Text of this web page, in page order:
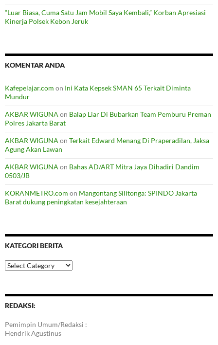
“Luar Biasa, Cuma Satu Jam Mobil Saya Kembali,” Korban Apresiasi
Kinerja Polsek Kebon Jeruk
KOMENTAR ANDA
Kafepelajar.com on Ini Kata Kepsek SMAN 65 Terkait Diminta
Mundur
AKBAR WIGUNA on Balap Liar Di Bubarkan Team Pemburu Preman
Polres Jakarta Barat
AKBAR WIGUNA on Terkait Edward Menang Di Praperadilan, Jaksa
Agung Akan Lawan
AKBAR WIGUNA on Bahas AD/ART Mitra Jaya Dihadiri Dandim
0503/JB
KORANMETRO.com on Mangontang Silitonga: SPINDO Jakarta
Barat dukung peningkatan kesejahteraan
KATEGORI BERITA
Kategori
Berita
REDAKSI:
Pemimpin Umum/Redaksi :
Hendrik Agustinus